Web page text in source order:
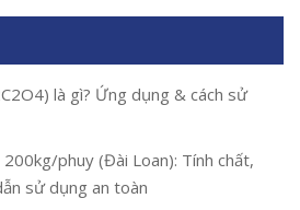
là gì? Ứng dụng & cách sử
phuy (Đài Loan): Tính chất,
sử dụng an toàn